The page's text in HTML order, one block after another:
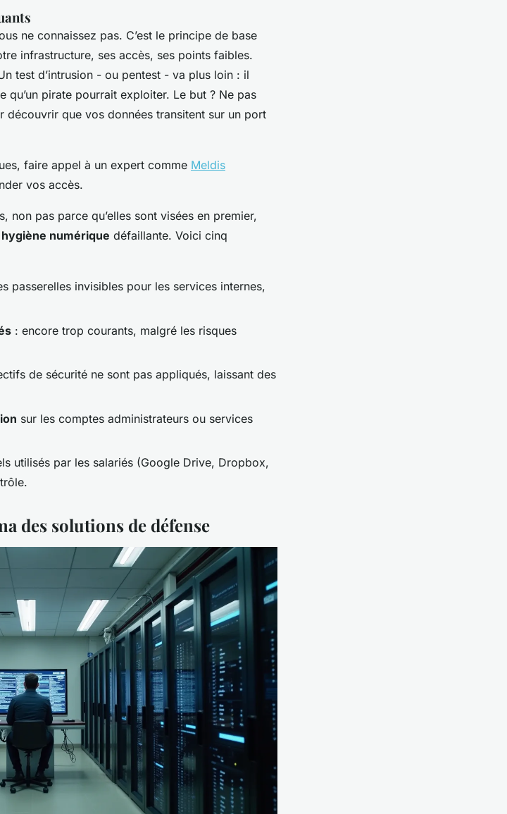
ne connaissez pas. C’est le principe de base
infrastructure, ses accès, ses points faibles.
test d’intrusion - ou pentest - va plus loin : il
qu’un pirate pourrait exploiter. Le but ? Ne pas
découvrir que vos données transitent sur un port
faire appel à un expert comme Meldis
vos accès.
non pas parce qu’elles sont visées en premier,
hygiène numérique défaillante. Voici cinq
passerelles invisibles pour les services internes,
: encore trop courants, malgré les risques
de sécurité ne sont pas appliqués, laissant des
sur les comptes administrateurs ou services
utilisés par les salariés (Google Drive, Dropbox,
des solutions de défense